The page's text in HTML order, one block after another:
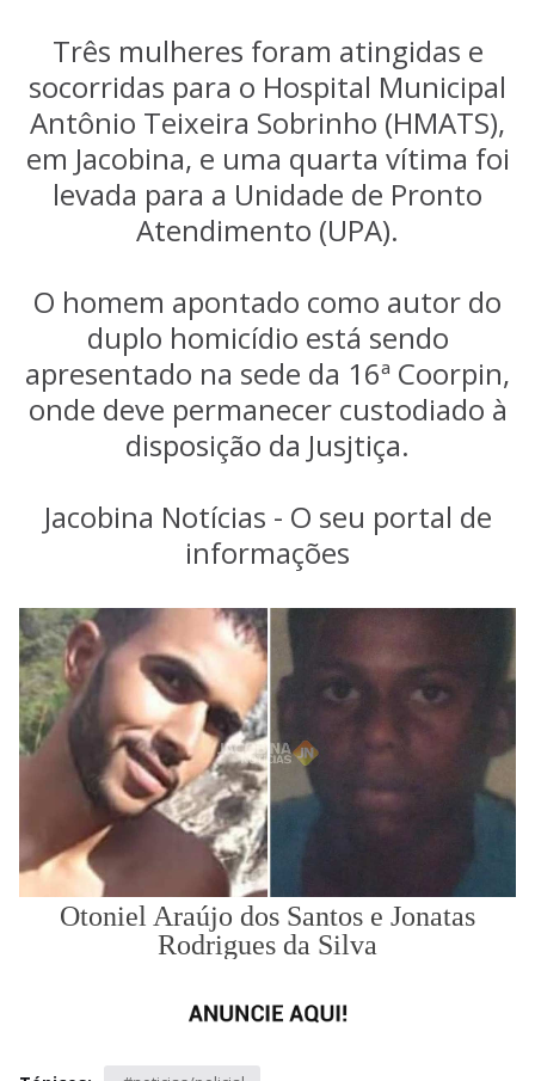
Três mulheres foram atingidas e
socorridas para o Hospital Municipal
Antônio Teixeira Sobrinho (HMATS),
em Jacobina, e uma quarta vítima foi
levada para a Unidade de Pronto
Atendimento (UPA).
O homem apontado como autor do
duplo homicídio está sendo
apresentado na sede da 16ª Coorpin,
onde deve permanecer custodiado à
disposição da Jusjtiça.
Jacobina Notícias - O seu portal de
informações
Otoniel Araújo dos Santos e Jonatas
Rodrigues da Silva